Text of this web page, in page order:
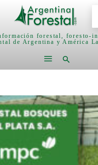
forestal, foresto-
de Argentina y América